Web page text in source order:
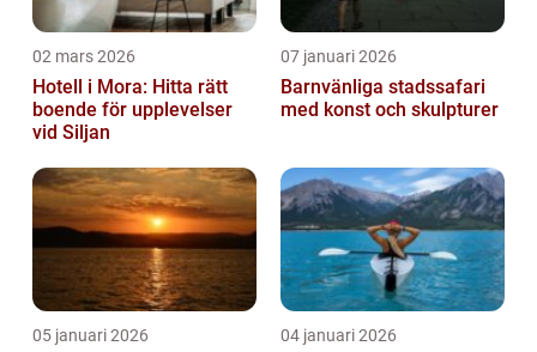
02 mars 2026
Hotell i Mora: Hitta rätt
boende för upplevelser
vid Siljan
07 januari 2026
Barnvänliga stadssafari
med konst och skulpturer
05 januari 2026 04 januari 2026